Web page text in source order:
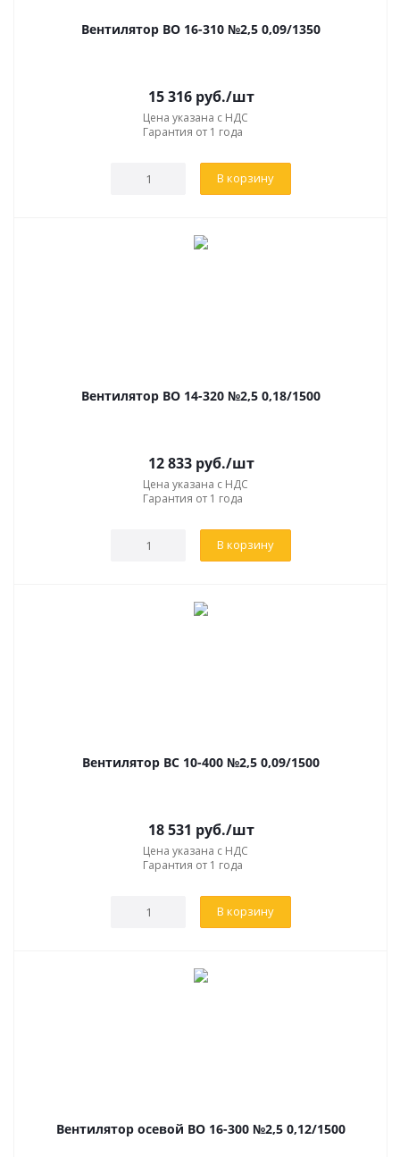
Вентилятор ВО 16-310 №2,5 0,09/1350
15 316руб./шт
Цена указана с НДС
Гарантия от 1 года
В корзину
Вентилятор ВО 14-320 №2,5 0,18/1500
12 833руб./шт
Цена указана с НДС
Гарантия от 1 года
В корзину
Вентилятор ВС 10-400 №2,5 0,09/1500
18 531 руб./шт
Цена указана с НДС
Гарантия от 1 года
В корзину
Вентилятор осевой ВО 16-300 №2,5 0,12/1500